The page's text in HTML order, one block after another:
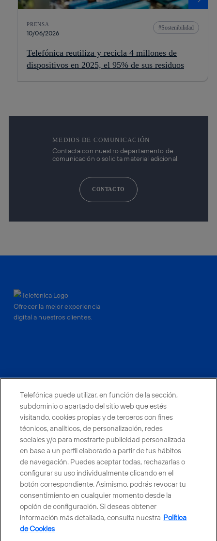
PRENSA
10/06/2026
Sostenibilidad
Telefónica reutiliza y recicla 4 millones de
dispositivos en 2025, el 95% de sus residuos
MEDIOS DE COMUNICACIÓN
Contacta con nuestro departamento de
comunicación o solicita material adicional.
CONTACTO
Ofrecer la mejor experiencia
digital a nuestros clientes.
CONTACTO
Telefónica en redes sociales
Canal de Denuncias
Centro Global Transparencia
Telefónica puede utilizar, en función de la sección,
subdominio o apartado del sitio web que estés
visitando, cookies propias y de terceros con fines
técnicos, analíticos, de personalización, redes
sociales y/o para mostrarte publicidad personalizada
en base a un perfil elaborado a partir de tus hábitos
de navegación. Puedes aceptar todas, rechazarlas o
configurar su uso individualmente clicando en el
botón correspondiente. Asimismo, podrás revocar tu
consentimiento en cualquier momento desde la
opción de configuración. Si deseas obtener
información más detallada, consulta nuestra Política
de Cookies